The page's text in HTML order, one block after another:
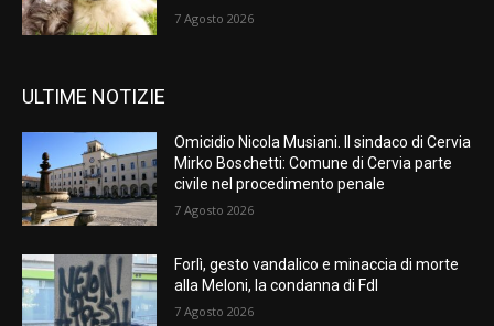
7 Agosto 2026
ULTIME NOTIZIE
Omicidio Nicola Musiani. Il sindaco di Cervia
Mirko Boschetti: Comune di Cervia parte
civile nel procedimento penale
7 Agosto 2026
Forlì, gesto vandalico e minaccia di morte
alla Meloni, la condanna di FdI
7 Agosto 2026